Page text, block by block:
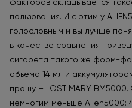
факторов складывается
пользования. И с этим у
голословным и вы лучше
в качестве сравнения
сигарета такого же форм-
объема 14 мл и
прошу – LOST MARY
немногим меньше Alien5000: